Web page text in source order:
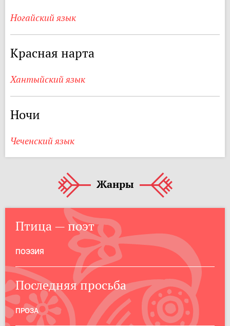
Ногайский язык
Красная нарта
Хантыйский язык
Ночи
Чеченский язык
Жанры
Птица — поэт
ПОЭЗИЯ
Последняя просьба
ПРОЗА